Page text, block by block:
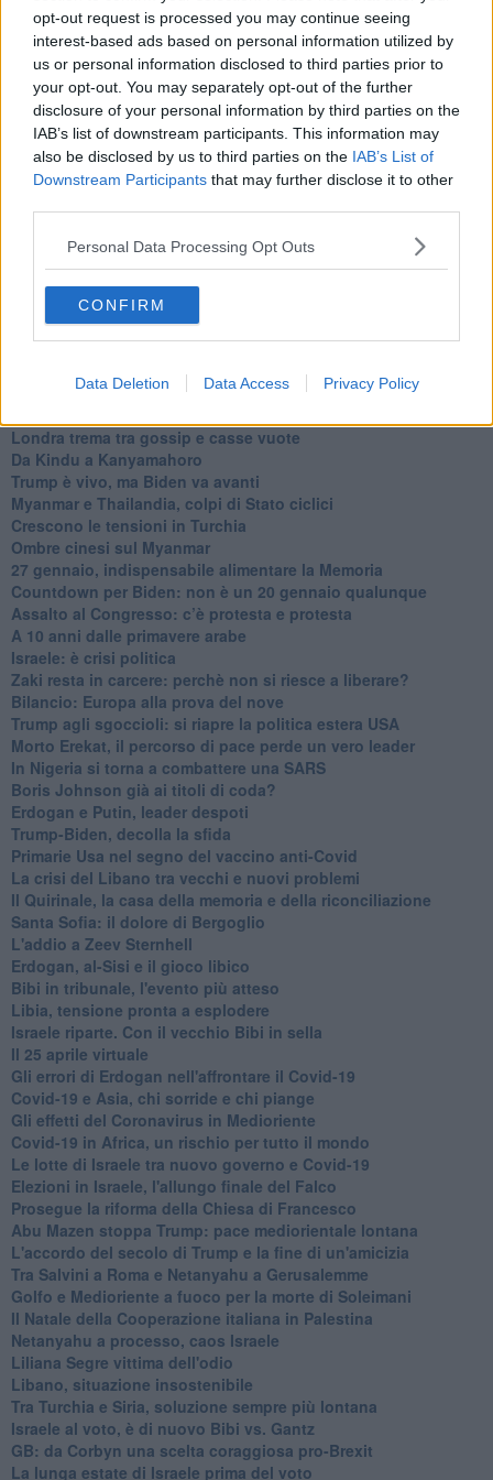
opt-out request is processed you may continue seeing
interest-based ads based on personal information utilized by
us or personal information disclosed to third parties prior to
your opt-out. You may separately opt-out of the further
disclosure of your personal information by third parties on the
IAB’s list of downstream participants. This information may
also be disclosed by us to third parties on the IAB’s List of
Downstream Participants that may further disclose it to other
Personal Data Processing Opt Outs
CONFIRM
Data Deletion Data Access Privacy Policy
L'AUKUS e il Quad
Biden, primo presidente USA non in guerra
Papa Bergoglio vedrà Viktor Orbán
Bennet, un giorno in attesa di Biden
Il ritorno dei talebani
​La lenta agonia del Libano
Sudafrica, è allarme alimentare
Usa di nuovo al centro della geopolitica internazionale
L’appuntamento di Israele con il cambiamento
La farsa delle elezioni in Siria
In Medioriente non ci sono favole, solo realtà
Biden chiama ma Netanyahu non risponde
Niente di nuovo in Medioriente
La forza di Boris Johnson
Biden nuovo alleato armeno contro la Turchia
Mar Mediterraneo cimitero silente
Richiami neo ottomani, la Francia guarda sospetta
Israele ultima curva a destra
Londra trema tra gossip e casse vuote
Da Kindu a Kanyamahoro
Trump è vivo, ma Biden va avanti
Myanmar e Thailandia, colpi di Stato ciclici
Crescono le tensioni in Turchia
Ombre cinesi sul Myanmar
27 gennaio, indispensabile alimentare la Memoria
Countdown per Biden: non è un 20 gennaio qualunque
Assalto al Congresso: c’è protesta e protesta
A 10 anni dalle primavere arabe
Israele: è crisi politica
Zaki resta in carcere: perchè non si riesce a liberare?
Bilancio: Europa alla prova del nove
Trump agli sgoccioli: si riapre la politica estera USA
Morto Erekat, il percorso di pace perde un vero leader
In Nigeria si torna a combattere una SARS
Boris Johnson già ai titoli di coda?
Erdogan e Putin, leader despoti
Trump-Biden, decolla la sfida
Primarie Usa nel segno del vaccino anti-Covid
La crisi del Libano tra vecchi e nuovi problemi
Il Quirinale, la casa della memoria e della riconciliazione
Santa Sofia: il dolore di Bergoglio
L'addio a ​Zeev Sternhell
Erdogan, al-Sisi e il gioco libico
Bibi in tribunale, l'evento più atteso
Libia, tensione pronta a esplodere
Israele riparte. Con il vecchio Bibi in sella
Il 25 aprile virtuale
Gli errori di Erdogan nell'affrontare il Covid-19
Covid-19 e Asia, chi sorride e chi piange
Gli effetti del Coronavirus in Medioriente
Covid-19 in Africa, un rischio per tutto il mondo
Le lotte di Israele tra nuovo governo e Covid-19
Elezioni in Israele, l'allungo finale del Falco
Prosegue la riforma della Chiesa di Francesco
Abu Mazen stoppa Trump: pace mediorientale lontana
L'accordo del secolo di Trump e la fine di un'amicizia
Tra Salvini a Roma e Netanyahu a Gerusalemme
Golfo e Medioriente a fuoco per la morte di Soleimani
Il Natale della Cooperazione italiana in Palestina
Netanyahu a processo, caos Israele
Liliana Segre vittima dell'odio
Libano, situazione insostenibile
Tra Turchia e Siria, soluzione sempre più lontana
Israele al voto, è di nuovo Bibi vs. Gantz
GB: da Corbyn una scelta coraggiosa pro-Brexit
La lunga estate di Israele prima del voto